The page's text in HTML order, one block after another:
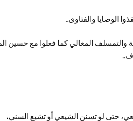
الوصايا والفتاوى..
المغالي كما فعلوا مع حسين
لو تسنن الشيعي أو تشيع السني،